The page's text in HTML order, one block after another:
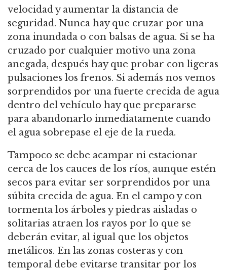
velocidad y aumentar la distancia de
seguridad. Nunca hay que cruzar por una
zona inundada o con balsas de agua. Si se ha
cruzado por cualquier motivo una zona
anegada, después hay que probar con ligeras
pulsaciones los frenos. Si además nos vemos
sorprendidos por una fuerte crecida de agua
dentro del vehículo hay que prepararse
para abandonarlo inmediatamente cuando
el agua sobrepase el eje de la rueda.
Tampoco se debe acampar ni estacionar
cerca de los cauces de los ríos, aunque estén
secos para evitar ser sorprendidos por una
súbita crecida de agua. En el campo y con
tormenta los árboles y piedras aisladas o
solitarias atraen los rayos por lo que se
deberán evitar, al igual que los objetos
metálicos. En las zonas costeras y con
temporal debe evitarse transitar por los